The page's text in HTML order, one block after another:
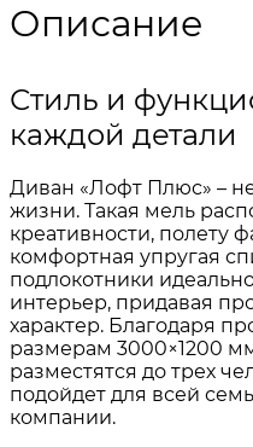
Описание
Стиль и
каждой детали
Диван «Лофт Плюс» –
жизни. Такая мель
креативности, полету
комфортная упругая
подлокотники
интерьер, придавая
характер. Благодаря
размерам 3000×1200
разместятся до трех
подойдет для всей
компании.